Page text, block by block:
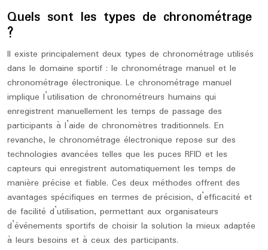
Quels sont les types de chronométrage
?
Il existe principalement deux types de chronométrage utilisés
dans le domaine sportif : le chronométrage manuel et le
chronométrage électronique. Le chronométrage manuel
implique l’utilisation de chronométreurs humains qui
enregistrent manuellement les temps de passage des
participants à l’aide de chronomètres traditionnels. En
revanche, le chronométrage électronique repose sur des
technologies avancées telles que les puces RFID et les
capteurs qui enregistrent automatiquement les temps de
manière précise et fiable. Ces deux méthodes offrent des
avantages spécifiques en termes de précision, d’efficacité et
de facilité d’utilisation, permettant aux organisateurs
d’événements sportifs de choisir la solution la mieux adaptée
à leurs besoins et à ceux des participants.